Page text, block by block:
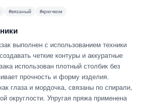
#вязаный #крючком
выполнен с использованием техники
четкие контуры и аккуратные
использован плотный столбик без
прочность и форму изделия.
глаза и мордочка, связаны по спирали,
округлости. Упругая пряжа применена